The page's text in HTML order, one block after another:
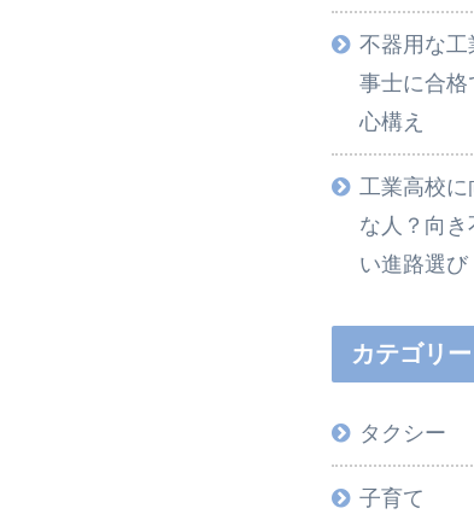
不器用な
事士に合格
心構え
工業高校
な人？向
い進路選び
カテゴリー
タクシー
子育て